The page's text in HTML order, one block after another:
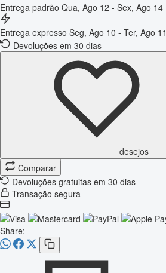
Entrega padrão Qua, Ago 12 - Sex, Ago 14
Entrega expresso Seg, Ago 10 - Ter, Ago 11
Devoluções em 30 dias
desejos
Comparar
Devoluções gratuitas em 30 dias
Transação segura
Share: